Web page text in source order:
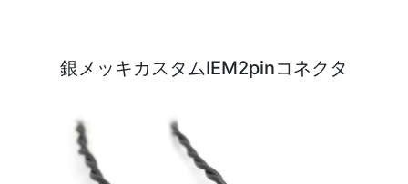
銀メッキカスタムIEM2pinコネクタ